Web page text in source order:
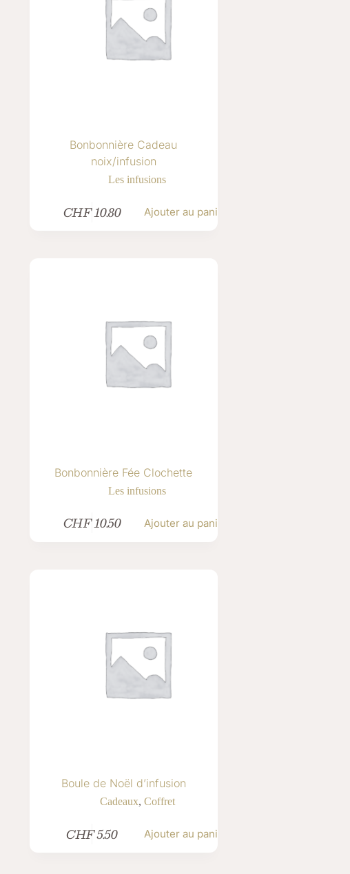
Bonbonnière Cadeau
noix/infusion
Les infusions
CHF10.80 Ajouter au panier
Bonbonnière Fée Clochette
Les infusions
CHF10.50 Ajouter au panier
Boule de Noël d’infusion
Cadeaux, Coffret
CHF5.50 Ajouter au panier